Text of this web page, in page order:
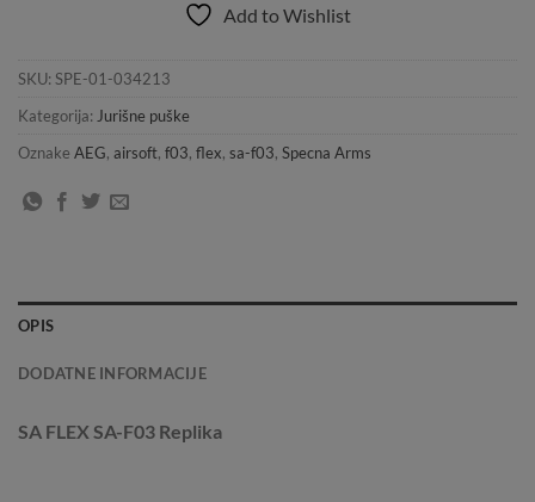
Add to Wishlist
SKU: SPE-01-034213
Kategorija: Jurišne puške
Oznake AEG, airsoft, f03, flex, sa-f03, Specna Arms
OPIS
DODATNE INFORMACIJE
SA FLEX SA-F03 Replika